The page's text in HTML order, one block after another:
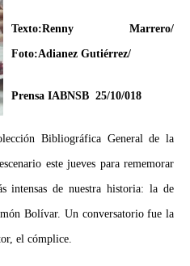
Texto:Renny Marrero/
Foto:Adianez Gutiérrez/
Prensa IABNSB 25/10/018
Bibliográfica General de la
este jueves para rememorar
intensas de nuestra historia: la de
Bolívar. Un conversatorio fue la
el cómplice.